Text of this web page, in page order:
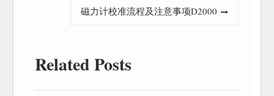
磁力计校准流程及注意事项D2000
Related Posts